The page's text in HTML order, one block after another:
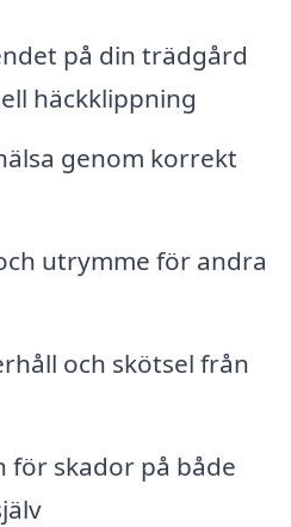
på din trädgård
häckklippning
genom korrekt
utrymme för andra
och skötsel från
för skador på både